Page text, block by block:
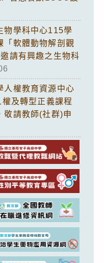
物學科中心115學
「軟體動物解剖觀
請有興趣之生物科
人權教育資源中心
及轉型正義課程
敬請教師(社群)申